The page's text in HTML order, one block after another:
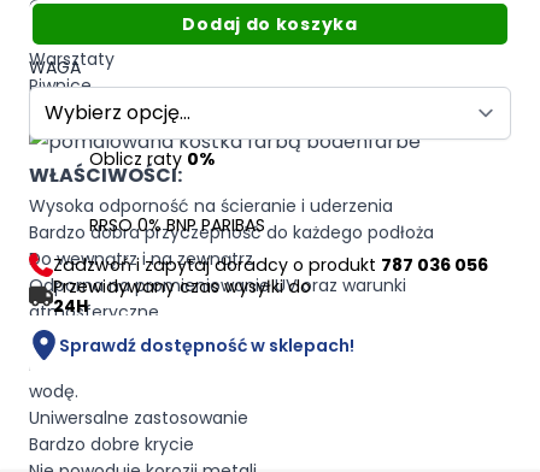
Garaże
Warsztaty
Piwnice
Ogrodzenia i balustrady
WŁAŚCIWOŚCI:
Wysoka odporność na ścieranie i uderzenia
Bardzo dobra przyczepność do każdego podłoża
Do wewnątrz i na zewnątrz
Odporna na promieniowanie UV oraz warunki
atmosferyczne
Odporna na benzynę, olej napędowy, rozpuszczalniki,
kwas akumulatorowy, olej silnikowy, płyn hamulcowy,
wodę.
Uniwersalne zastosowanie
Bardzo dobre krycie
Dodaj do koszyka
WAGA
Oblicz raty 0%
RRSO 0% BNP PARIBAS
Zadzwoń i zapytaj doradcy o produkt 787 036 056
Przewidywany czas wysyłki do
24H
Sprawdź dostępność w sklepach!